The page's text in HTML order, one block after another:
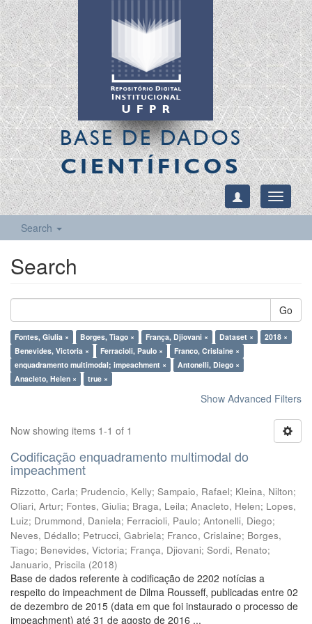
BASE DE DADOS
CIENTÍFICOS
Toggle
Search
Search
Go
Fontes, Giulia × Borges, Tiago × França, Djiovani × Dataset ×
2018 ×
Benevides, Victoria ×
Ferracioli, Paulo ×
Franco, Crislaine ×
enquadramento multimodal; impeachment ×
Antonelli, Diego ×
Anacleto, Helen ×
true ×
Show Advanced Filters
Now showing items 1-1 of 1
Codificação enquadramento multimodal do
impeachment
Rizzotto, Carla; Prudencio, Kelly; Sampaio, Rafael; Kleina, Nilton;
Oliari, Artur; Fontes, Giulia; Braga, Leila; Anacleto, Helen; Lopes,
Luiz; Drummond, Daniela; Ferracioli, Paulo; Antonelli, Diego;
Neves, Dédallo; Petrucci, Gabriela; Franco, Crislaine; Borges,
Tiago; Benevides, Victoria; França, Djiovani; Sordi, Renato;
Januario, Priscila (2018)
Base de dados referente à codificação de 2202 notícias a
respeito do impeachment de Dilma Rousseff, publicadas entre 02
de dezembro de 2015 (data em que foi instaurado o processo de
impeachment) até 31 de agosto de 2016 ...